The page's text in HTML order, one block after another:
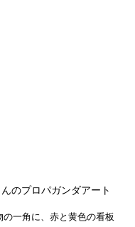
のプロパガンダアート
の一角に、赤と黄色の看板